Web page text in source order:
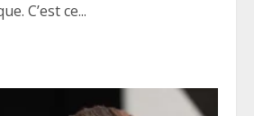
C’est ce...